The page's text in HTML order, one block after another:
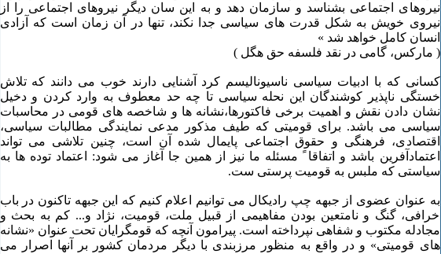
نیروهای اجتماعی بشناسد و سازمان دهد و به این سان دیگر نیروهای اجتماعی را از
نیروی خویش به شکل قدرت های سیاسی جدا نکند، تنها در آن زمان است که آزادی
انسان کامل خواهد شد »
( مارکس، گامی در نقد فلسفه حق هگل )
کسانی که با ادبیات سیاسی ناسیونالیسم کرد آشنایی دارند خوب می دانند که تلاش
خستگی ناپذیر کوشندگان این نحله سیاسی تا چه حد معطوف به وارد کردن و دخیل
نشان دادن نقش و اهمیت برخی فاکتورها،نشانه ها و شاخصه های قومی در محاسبات
سیاسی می باشد. برای قومیتی که طیف مذکور مدعی نمایندگی مطالبات سیاسی،
اقتصادی، فرهنگی و حقوق اجتماعی پایمال شده آن است، چنین تلاشی می تواند
اعتمادآفرین باشد و اتفاقا ً مسئله ما نیز از همین جا آغاز می شود: اعتماد توده ها به
سیاستی که ملبس به قومیت پرستی ست.
به عنوان عضوی از جبهه چپ رادیکال می توانیم اعلام کنیم که این جبهه تاکنون در باب
خرافی، گنگ و نامتعین بودن مفاهیمی از قبیل ملت، قومیت، نژاد و... کم به بحث و
مجادله مکتوب و شفاهی نپرداخته است. پیرامون آنچه که قومگرایان تحت عنوان «نشانه
های قومیتی» و در واقع به منظور مرزبندی با دیگر مردمان کشور بر آنها اصرار می